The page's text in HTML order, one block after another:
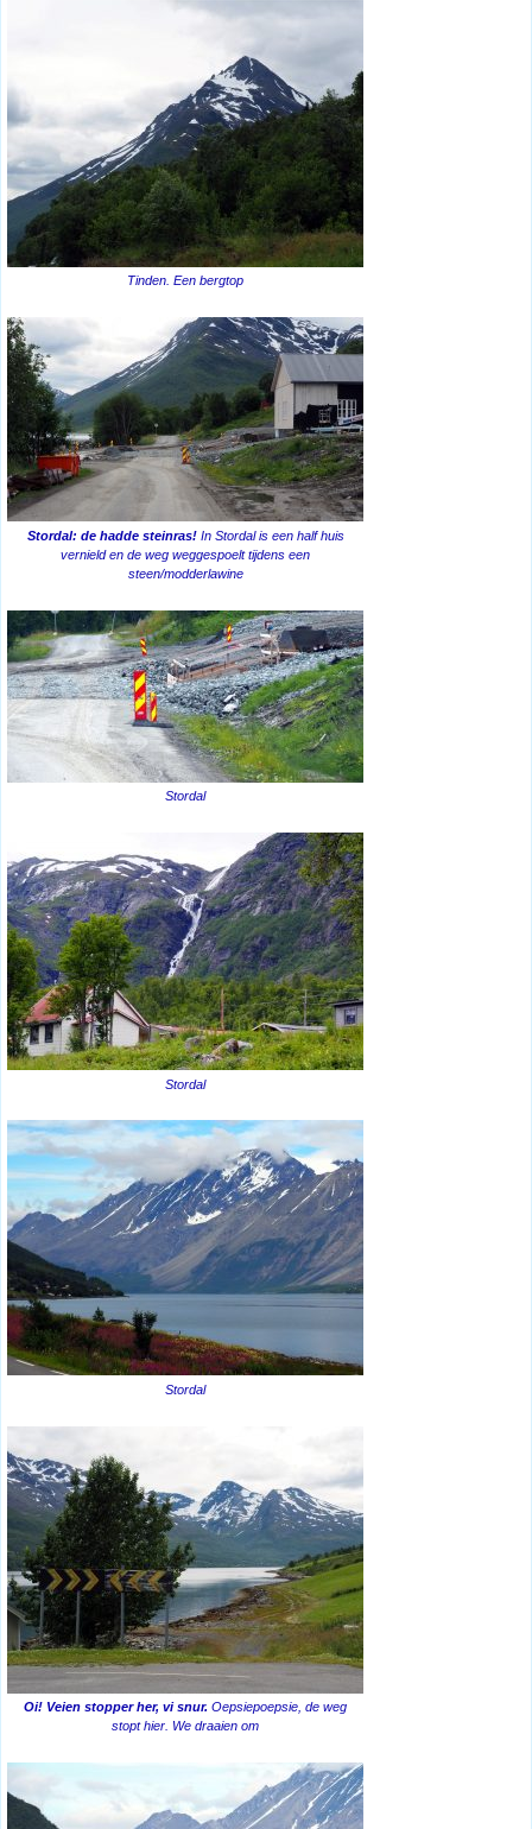
Tinden. Een bergtop
Stordal: de hadde steinras!In Stordal is een half huis
vernield en de weg weggespoelt tijdens een
steen/modderlawine
Stordal
Stordal
Stordal
Oi! Veien stopper her, vi snur. Oepsiepoepsie, de weg
stopt hier. We draaien om